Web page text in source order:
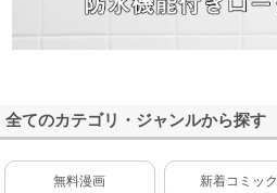
全てのカテゴリ・ジャンルから探す
無料漫画 新着コミック